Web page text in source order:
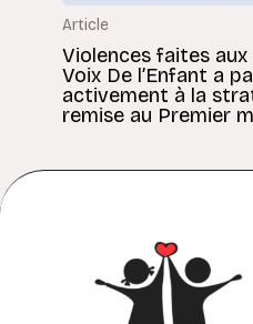
Article
Violences faites
Voix De l’Enfant a
activement à la
remise au Premier